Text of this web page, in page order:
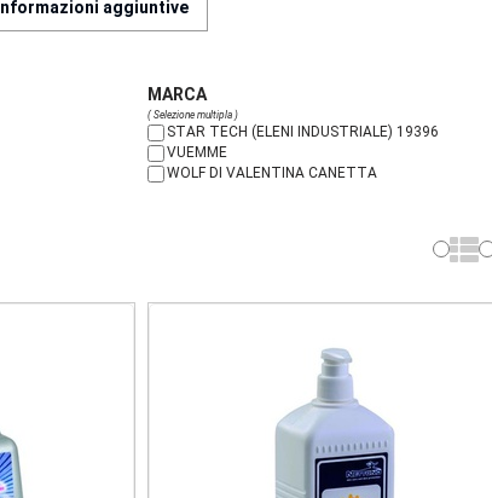
Informazioni aggiuntive
MARCA
( Selezione multipla )
STAR TECH (ELENI INDUSTRIALE) 19396
VUEMME
WOLF DI VALENTINA CANETTA